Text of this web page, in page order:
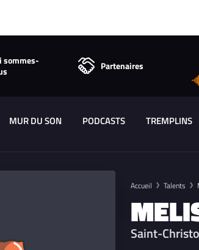
sommes-
Partenaires
MUR DU SON PODCASTS TREMPLINS
Accueil Talents
Saint-